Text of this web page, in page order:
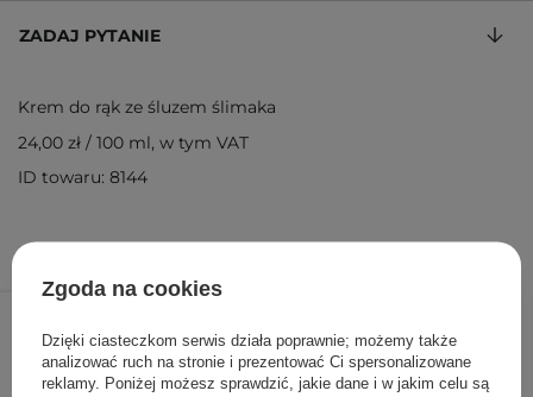
24,00 zł
DODAJ DO KOSZYKA
ZADAJ PYTANIE
Krem do rąk ze śluzem ślimaka
24,00 zł / 100 ml, w tym VAT
ID towaru: 8144
Zgoda na cookies
Dzięki ciasteczkom serwis działa poprawnie; możemy także
analizować ruch na stronie i prezentować Ci spersonalizowane
reklamy. Poniżej możesz sprawdzić, jakie dane i w jakim celu są